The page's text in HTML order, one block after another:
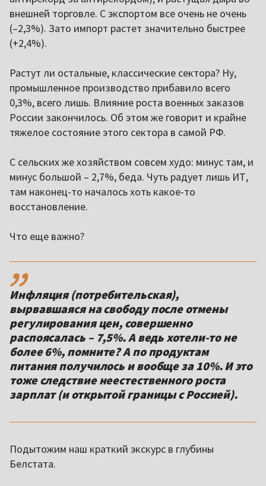
внешней торговле. С экспортом все очень не очень
(–2,3%). Зато импорт растет значительно быстрее
(+2,4%).
Растут ли остальные, классические сектора? Ну,
промышленное производство прибавило всего
0,3%, всего лишь. Влияние роста военных заказов
России закончилось. Об этом же говорит и крайне
тяжелое состояние этого сектора в самой РФ.
С сельских же хозяйством совсем худо: минус там, и
минус большой – 2,7%, беда. Чуть радует лишь ИТ,
там наконец-то началось хоть какое-то
восстановление.
Что еще важно?
,,
Инфляция (потребительская),
вырвавшаяся на свободу после отмены
регулирования цен, совершенно
распоясалась – 7,5%. А ведь хотели-то не
более 6%, помните? А по продуктам
питания получилось и вообще за 10%. И это
тоже следствие неестественного роста
зарплат (и открытой границы с Россией).
Подытожим наш краткий экскурс в глубины
Белстата.